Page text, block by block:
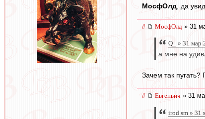
МосфОлд , да
# МосфОлд » 31
Q_ » 31 мар
а мне на
Зачем так
# Евгеньич » 31
irod sm » 31